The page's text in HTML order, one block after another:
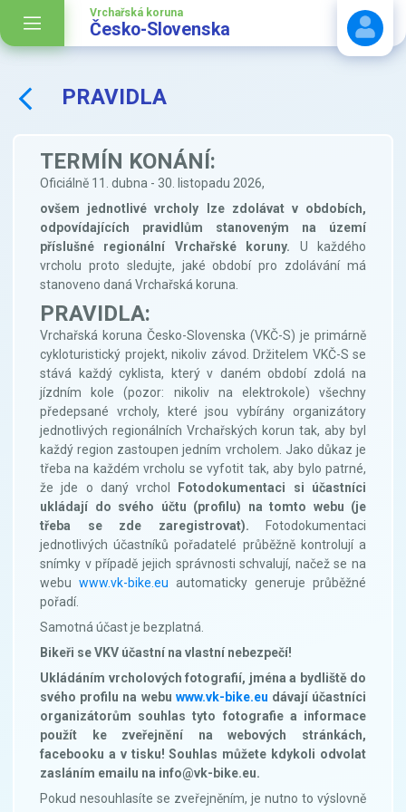
Vrchařská koruna
Česko-Slovenska
PRAVIDLA
TERMÍN KONÁNÍ:
Oficiálně 11. dubna - 30. listopadu 2026,
ovšem jednotlivé vrcholy lze zdolávat v obdobích,
odpovídajících pravidlům stanoveným na území
příslušné regionální Vrchařské koruny. U každého
vrcholu proto sledujte, jaké období pro zdolávání má
stanoveno daná Vrchařská koruna.
PRAVIDLA:
Vrchařská koruna Česko-Slovenska (VKČ-S) je primárně
cykloturistický projekt, nikoliv závod. Držitelem VKČ-S se
stává každý cyklista, který v daném období zdolá na
jízdním kole (pozor: nikoliv na elektrokole) všechny
předepsané vrcholy, které jsou vybírány organizátory
jednotlivých regionálních Vrchařských korun tak, aby byl
každý region zastoupen jedním vrcholem. Jako důkaz je
třeba na každém vrcholu se vyfotit tak, aby bylo patrné,
že jde o daný vrchol
Fotodokumentaci si účastníci
ukládají do svého účtu (profilu) na tomto webu (je
třeba se zde zaregistrovat). Fotodokumentaci
jednotlivých účastníků pořadatelé průběžně kontrolují a
snímky v případě jejich správnosti schvalují, načež se na
webu www.vk-bike.eu automaticky generuje průběžné
pořadí.
Samotná účast je bezplatná.
Bikeři se VKV účastní na vlastní nebezpečí!
Ukládáním vrcholových fotografií, jména a bydliště do
svého profilu na webu www.vk-bike.eu dávají účastníci
organizátorům souhlas tyto fotografie a informace
použít ke zveřejnění na webových stránkách,
facebooku a v tisku! Souhlas můžete kdykoli odvolat
zasláním emailu na info@vk-bike.eu.
Pokud nesouhlasíte se zveřejněním, je nutno to výslovně